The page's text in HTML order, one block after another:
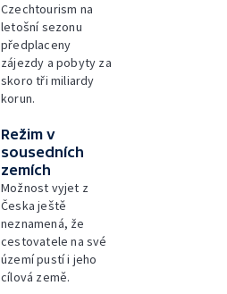
Czechtourism na
letošní sezonu
předplaceny
zájezdy a pobyty za
skoro tři miliardy
korun.
Režim v
sousedních
zemích
Možnost vyjet z
Česka ještě
neznamená, že
cestovatele na své
území pustí i jeho
cílová země.